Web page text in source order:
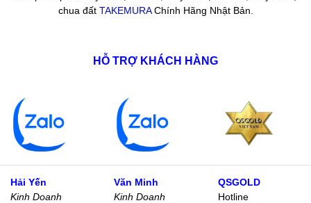
chua đất TAKEMURAChính Hãng Nhật Bản.
HỖ TRỢ KHÁCH HÀNG
Hải Yến
Kinh Doanh
Văn Minh
Kinh Doanh
QSGOLD
Hotline